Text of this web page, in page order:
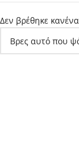
Δεν βρέθηκε